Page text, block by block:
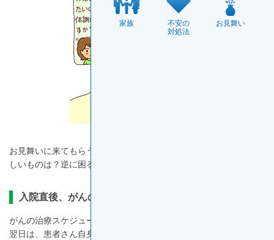
身近な人が、がんになったら？
麻酔から覚めたら？
お見舞いのタイミングは？
抗がん剤による薬物治療の副作用、どう対応すればいい？
薬について相談したいときには？
治療が終わった！でも不安。そんな時は？
がんを学ぶトップページへ
お見舞いに来てもらうならいつが嬉しい？お見舞いでもらって嬉
しいものは？逆に困るものは？先輩患者さんに聞きました。
入院直後、がんの手術前後はNG
がんの治療スケジュールによっても異なりますが、入院日や入院
翌日は、患者さん自身がまだ入院生活に慣れていなかったり、い
家族
不安の
対処法
お見舞い